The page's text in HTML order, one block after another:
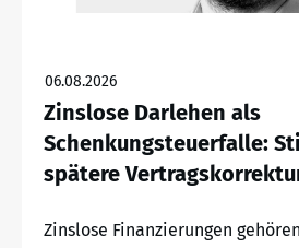
06.08.2026
Zinslose Darlehen als
Schenkungsteuerfalle:
spätere
Zinslose Finanzierungen